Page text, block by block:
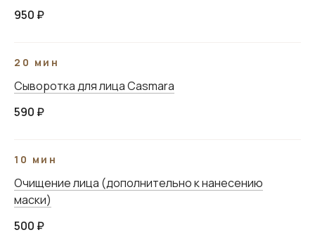
950 ₽
20 мин
Сыворотка для лица Casmara
590 ₽
10 мин
Очищение лица (дополнительно к нанесению
маски)
500 ₽